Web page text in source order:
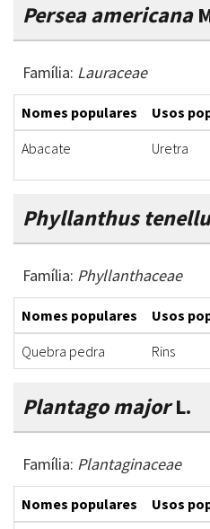
Persea americana
Família: Lauraceae
Nomes populares Usos
Abacate
Uretra
Phyllanthus
Família: Phyllanthaceae
Nomes populares Usos
Quebra pedra
Rins
Plantago majorL.
Família: Plantaginaceae
Nomes populares Usos